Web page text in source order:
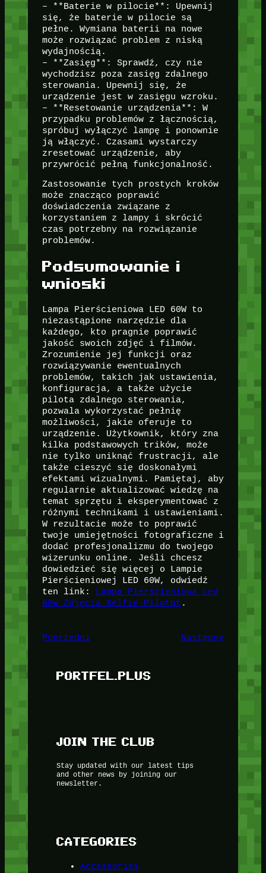
– **Baterie w pilocie**: Upewnij
się, że baterie w pilocie są
pełne. Wymiana baterii na nowe
może rozwiązać problem z niską
wydajnością.
– **Zasięg**: Sprawdź, czy nie
wychodzisz poza zasięg zdalnego
sterowania. Upewnij się, że
urządzenie jest w zasięgu wzroku.
– **Resetowanie urządzenia**: W
przypadku problemów z łącznością,
spróbuj wyłączyć lampę i ponownie
ją włączyć. Czasami wystarczy
zresetować urządzenie, aby
przywrócić pełną funkcjonalność.
Zastosowanie tych prostych kroków
może znacząco poprawić
doświadczenia związane z
korzystaniem z lampy i skrócić
czas potrzebny na rozwiązanie
problemów.
Podsumowanie i
wnioski
Lampa Pierścieniowa LED 60W to
niezastąpione narzędzie dla
każdego, kto pragnie poprawić
jakość swoich zdjęć i filmów.
Zrozumienie jej funkcji oraz
rozwiązywanie ewentualnych
problemów, takich jak ustawienia,
konfiguracja, a także użycie
pilota zdalnego sterowania,
pozwala wykorzystać pełnię
możliwości, jakie oferuje to
urządzenie. Użytkownik, który zna
kilka podstawowych trików, może
nie tylko uniknąć frustracji, ale
także cieszyć się doskonałymi
efektami wizualnymi. Pamiętaj, aby
regularnie aktualizować wiedzę na
temat sprzętu i eksperymentować z
różnymi technikami i ustawieniami.
W rezultacie może to poprawić
twoje umiejętności fotograficzne i
dodać profesjonalizmu do twojego
wizerunku online. Jeśli chcesz
dowiedzieć się więcej o Lampie
Pierścieniowej LED 60W, odwiedź
ten link: Lampa Pierścieniowa Led
60W Zdjęcia Selfie Pilotbt .
Poprzedni Następny
PORTFEL.PLUS
JOIN THE CLUB
Stay updated with our latest tips
and other news by joining our
newsletter.
CATEGORIES
Accessories